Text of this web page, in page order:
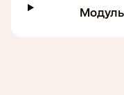
Модуль